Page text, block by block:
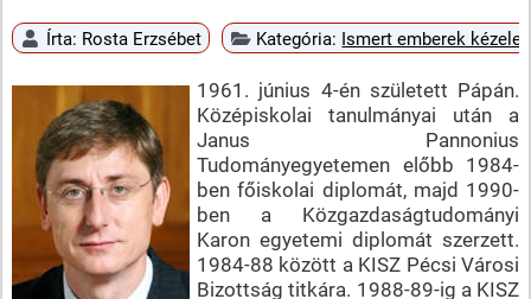
Írta: Rosta Erzsébet Kategória: Ismert emberek
1961. június 4-én született Pápán.
Középiskolai tanulmányai után a
Janus Pannonius
Tudományegyetemen előbb 1984-
ben főiskolai diplomát, majd 1990-
ben a Közgazdaságtudományi
Karon egyetemi diplomát szerzett.
1984-88 között a KISZ Pécsi Városi
Bizottság titkára. 1988-89-ig a KISZ